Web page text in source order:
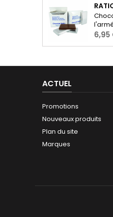
pour
ou
entre
50g
de
de
6,95
ACTUEL
Promotions
Nouveaux produits
Plan du site
Marques